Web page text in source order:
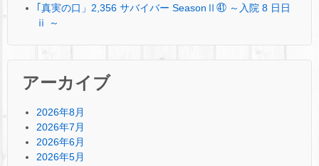
｢真実の口」2,356 サバイバー SeasonⅡ㊶ ～入院 8 日日
ⅱ ～
アーカイブ
2026年8月
2026年7月
2026年6月
2026年5月